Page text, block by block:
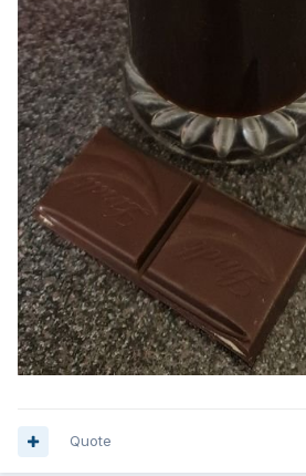
Quote